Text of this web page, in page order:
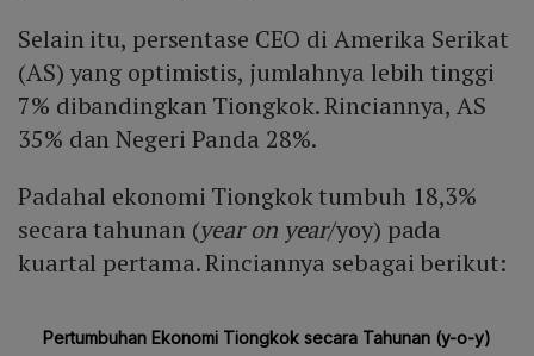
Selain itu, persentase CEO di Amerika Serikat
(AS) yang optimistis, jumlahnya lebih tinggi
7% dibandingkan Tiongkok. Rinciannya, AS
35% dan Negeri Panda 28%.
Padahal ekonomi Tiongkok tumbuh 18,3%
secara tahunan (year on year/yoy) pada
kuartal pertama. Rinciannya sebagai berikut: